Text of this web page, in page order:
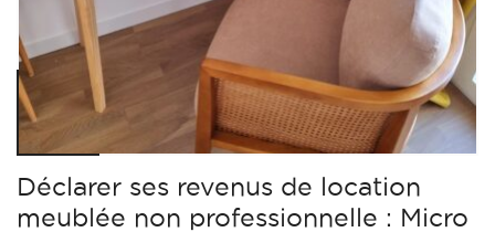
Déclarer ses revenus de location
meublée non professionnelle : Micro